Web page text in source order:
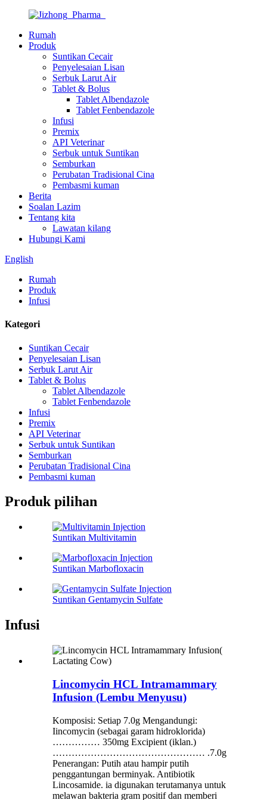
Rumah
Produk
Suntikan Cecair
Penyelesaian Lisan
Serbuk Larut Air
Tablet & Bolus
Tablet Albendazole
Tablet Fenbendazole
Infusi
Premix
API Veterinar
Serbuk untuk Suntikan
Semburkan
Perubatan Tradisional Cina
Pembasmi kuman
Berita
Soalan Lazim
Tentang kita
Lawatan kilang
Hubungi Kami
English
Rumah
Produk
Infusi
Kategori
Suntikan Cecair
Penyelesaian Lisan
Serbuk Larut Air
Tablet & Bolus
Tablet Albendazole
Tablet Fenbendazole
Infusi
Premix
API Veterinar
Serbuk untuk Suntikan
Semburkan
Perubatan Tradisional Cina
Pembasmi kuman
Produk pilihan
Suntikan Multivitamin
Suntikan Marbofloxacin
Suntikan Gentamycin Sulfate
Infusi
Lincomycin HCL Intramammary
Infusion (Lembu Menyusu)
Komposisi: Setiap 7.0g Mengandungi:
Iincomycin (sebagai garam hidroklorida)
…………… 350mg Excipient (iklan.)
………………………………………… .7.0g
Penerangan: Putih atau hampir putih
penggantungan berminyak. Antibiotik
Lincosamide. ia digunakan terutamanya untuk
melawan bakteria gram positif dan memberi